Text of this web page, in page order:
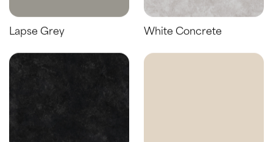
Lapse Grey White Concrete